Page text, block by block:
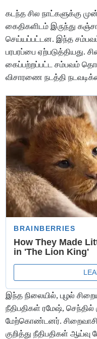
கடந்த சில நாட்களுக்கு
கைதிகளிடம் இருந்து
செய்யப்பட்டன. இந்த சம்பவம்
பரபரப்பை ஏற்படுத்தியது.
கைப்பற்றப்பட்ட சம்பவம்
விசாரணை நடத்தி
இந்த நிலையில், புழல்
நீதிபதிகள் ரமேஷ்,
மேற்கொண்டனர்.
குறித்து நீதிபதிகள்